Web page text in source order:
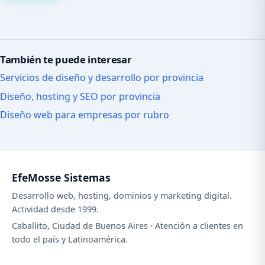
También te puede interesar
Servicios de diseño y desarrollo por provincia
Diseño, hosting y SEO por provincia
Diseño web para empresas por rubro
EfeMosse Sistemas
Desarrollo web, hosting, dominios y marketing digital.
Actividad desde 1999.
Caballito, Ciudad de Buenos Aires · Atención a clientes en
todo el país y Latinoamérica.